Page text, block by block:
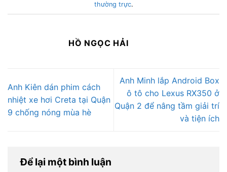
thường trực.
HỒ NGỌC HẢI
Anh Kiên dán phim cách
nhiệt xe hơi Creta tại Quận
9 chống nóng mùa hè
Anh Minh lắp Android Box
ô tô cho Lexus RX350 ở
Quận 2 để nâng tầm giải trí
và tiện ích
Để lại một bình luận